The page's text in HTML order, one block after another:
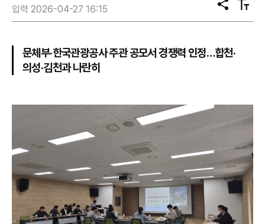
입력 2026-04-27 16:15
공
유
텍
스
문체부·한국관광공사 주관 공모서 경쟁력 인정…합천·
의성·김천과 나란히